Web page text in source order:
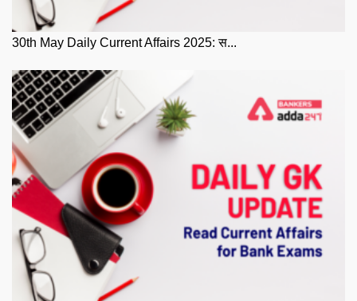
30th May Daily Current Affairs 2025: स...